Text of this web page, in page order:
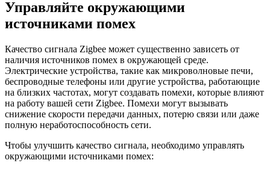
Управляйте окружающими
источниками помех
Качество сигнала Zigbee может существенно зависеть от
наличия источников помех в окружающей среде.
Электрические устройства, такие как микроволновые печи,
беспроводные телефоны или другие устройства, работающие
на близких частотах, могут создавать помехи, которые влияют
на работу вашей сети Zigbee. Помехи могут вызывать
снижение скорости передачи данных, потерю связи или даже
полную неработоспособность сети.
Чтобы улучшить качество сигнала, необходимо управлять
окружающими источниками помех: